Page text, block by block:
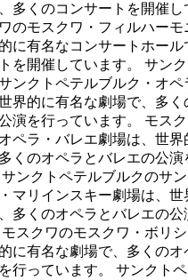
多くのコンサートを開催し
のモスクワ・フィルハーモ
に有名なコンサートホール
を開催しています。 サン
ンクトペテルブルク・オ
界的に有名な劇場で、多く
演を行っています。 モス
ペラ・バレエ劇場は、世
くのオペラとバレエの公演
ンクトペテルブルクのサ
マリインスキー劇場は、世
多くのオペラとバレエの公
スクワのモスクワ・ボリシ
に有名な劇場で、多くの
行っています。 サンクト